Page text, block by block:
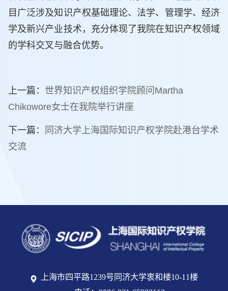
目广泛涉及知识产权基础理论、法学、管理学、经济
学及新兴产业技术，充分体现了我院在知识产权领域
的学科交叉与融合优势。
上一篇： 世界知识产权组织学院顾问Martha
Chikowore女士在我院举行讲座
下一篇：
同济大学上海国际知识产权学院赴港台学术
交流
上海市四平路1239号同济大学衷和楼10-11楼